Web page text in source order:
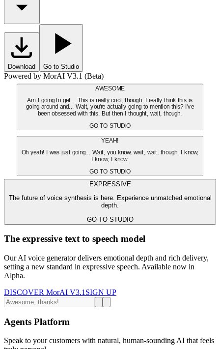
Download Go to Studio
Powered by MorAI V3.1 (Beta)
AWESOME
Am I going to get... This is really cool, though. I really think this is
going around and... Wait, you're actually going to mention this? I've
been obsessed with this. But then I thought, wait, though.
GO TO STUDIO
YEAH!
Oh yeah! I was just going... Wait, you know, wait, wait, though. I know,
I know, I know.
GO TO STUDIO
EXPRESSIVE
The future of voice synthesis is here. Experience unmatched emotional
depth.
GO TO STUDIO
The expressive text to speech model
Our AI voice generator delivers emotional depth and rich delivery,
setting a new standard in expressive speech. Available now in
Alpha.
DISCOVER MorAI V3.1 SIGN UP
Agents Platform
Speak to your customers with natural, human-sounding AI that feels